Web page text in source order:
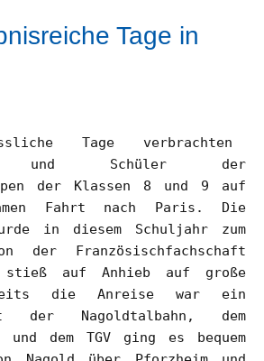
Tage in
Tage verbrachten
und Schüler der
der Klassen 8 und 9 auf
Fahrt nach Paris. Die
in diesem Schuljahr zum
der Französischfachschaft
stieß auf Anhieb auf große
die Anreise war ein
der Nagoldtalbahn, dem
und dem TGV ging es bequem